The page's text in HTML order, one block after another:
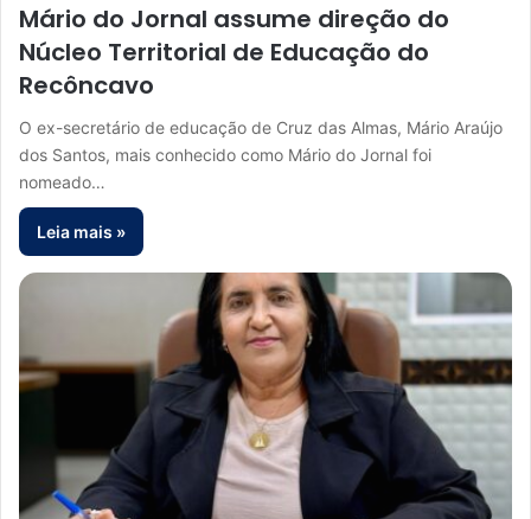
Mário do Jornal assume direção do
Núcleo Territorial de Educação do
Recôncavo
O ex-secretário de educação de Cruz das Almas, Mário Araújo
dos Santos, mais conhecido como Mário do Jornal foi
nomeado…
Leia mais »